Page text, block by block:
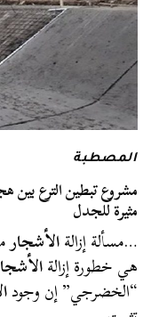
المصطبة
مشروع تبطين الترع بين
مثيرة للجدل
…مسألة إزالةالأشجار
هي خطورة إزالة
“الخضرجي” إن وجود